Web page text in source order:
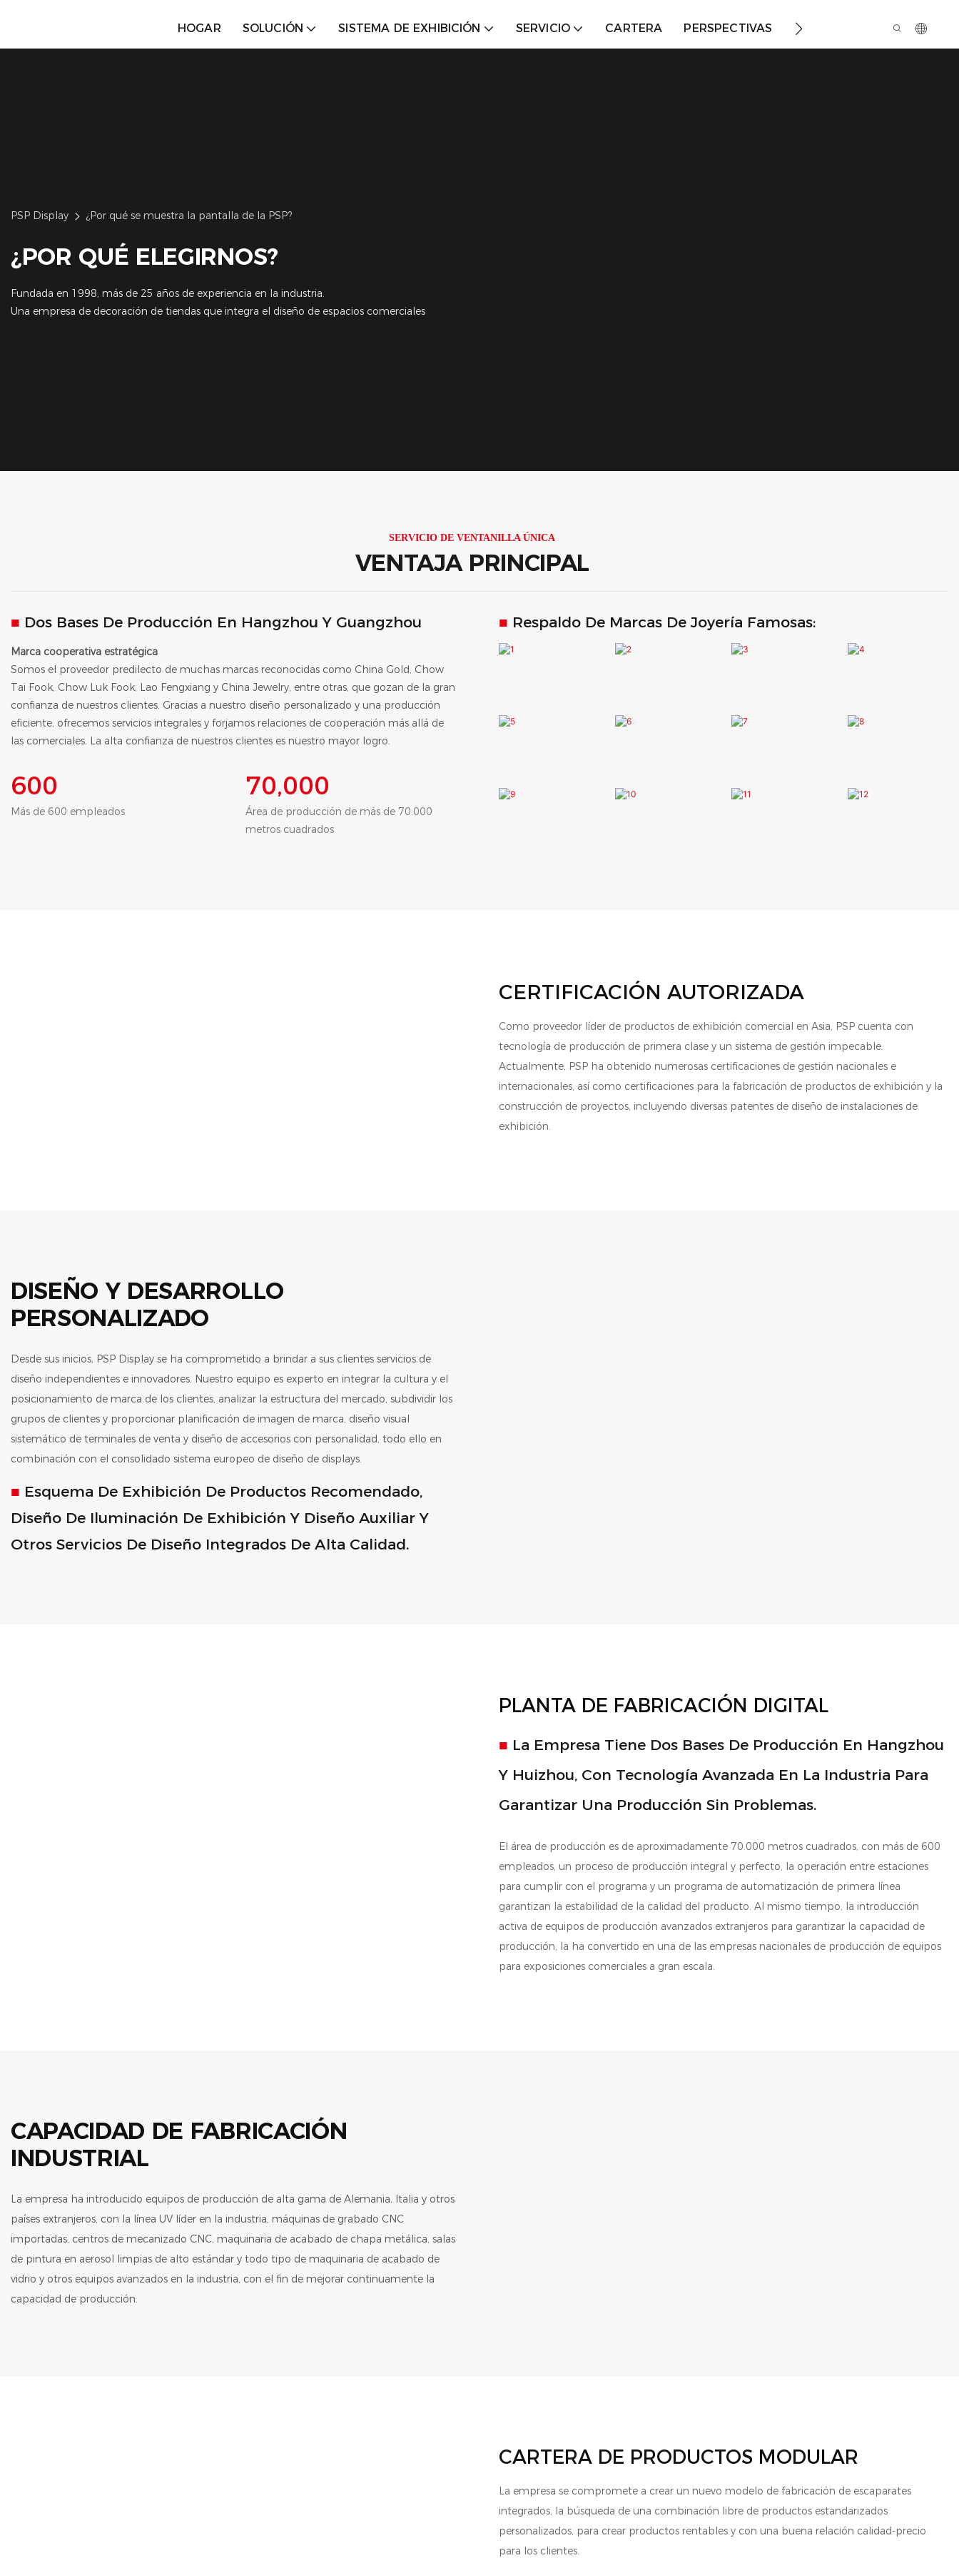
HOGAR SOLUCIÓN SISTEMA DE EXHIBICIÓN SERVICIO CARTERA PERSPECTIVAS SOBRE NOSOTROS
PSP Display ¿Por qué se muestra la pantalla de la PSP?
¿POR QUÉ ELEGIRNOS?
Fundada en 1998, más de 25 años de experiencia en la industria.
Una empresa de decoración de tiendas que integra el diseño de espacios comerciales
SERVICIO DE VENTANILLA ÚNICA
VENTAJA PRINCIPAL
■ Dos Bases De Producción En Hangzhou Y Guangzhou
Marca cooperativa estratégica
Somos el proveedor predilecto de muchas marcas reconocidas como China Gold, Chow
Tai Fook, Chow Luk Fook, Lao Fengxiang y China Jewelry, entre otras, que gozan de la gran
confianza de nuestros clientes. Gracias a nuestro diseño personalizado y una producción
eficiente, ofrecemos servicios integrales y forjamos relaciones de cooperación más allá de
las comerciales. La alta confianza de nuestros clientes es nuestro mayor logro.
600
Más de 600 empleados
70,000
Área de producción de más de 70.000
metros cuadrados
■ Respaldo De Marcas De Joyería Famosas:
CERTIFICACIÓN AUTORIZADA
Como proveedor líder de productos de exhibición comercial en Asia, PSP cuenta con
tecnología de producción de primera clase y un sistema de gestión impecable.
Actualmente, PSP ha obtenido numerosas certificaciones de gestión nacionales e
internacionales, así como certificaciones para la fabricación de productos de exhibición y la
construcción de proyectos, incluyendo diversas patentes de diseño de instalaciones de
exhibición.
DISEÑO Y DESARROLLO
PERSONALIZADO
Desde sus inicios, PSP Display se ha comprometido a brindar a sus clientes servicios de
diseño independientes e innovadores. Nuestro equipo es experto en integrar la cultura y el
posicionamiento de marca de los clientes, analizar la estructura del mercado, subdividir los
grupos de clientes y proporcionar planificación de imagen de marca, diseño visual
sistemático de terminales de venta y diseño de accesorios con personalidad, todo ello en
combinación con el consolidado sistema europeo de diseño de displays.
■ Esquema De Exhibición De Productos Recomendado,
Diseño De Iluminación De Exhibición Y Diseño Auxiliar Y
Otros Servicios De Diseño Integrados De Alta Calidad.
PLANTA DE FABRICACIÓN DIGITAL
■ La Empresa Tiene Dos Bases De Producción En Hangzhou
Y Huizhou, Con Tecnología Avanzada En La Industria Para
Garantizar Una Producción Sin Problemas.
El área de producción es de aproximadamente 70.000 metros cuadrados, con más de 600
empleados, un proceso de producción integral y perfecto, la operación entre estaciones
para cumplir con el programa y un programa de automatización de primera línea
garantizan la estabilidad de la calidad del producto. Al mismo tiempo, la introducción
activa de equipos de producción avanzados extranjeros para garantizar la capacidad de
producción, la ha convertido en una de las empresas nacionales de producción de equipos
para exposiciones comerciales a gran escala.
CAPACIDAD DE FABRICACIÓN
INDUSTRIAL
La empresa ha introducido equipos de producción de alta gama de Alemania, Italia y otros
países extranjeros, con la línea UV líder en la industria, máquinas de grabado CNC
importadas, centros de mecanizado CNC, maquinaria de acabado de chapa metálica, salas
de pintura en aerosol limpias de alto estándar y todo tipo de maquinaria de acabado de
vidrio y otros equipos avanzados en la industria, con el fin de mejorar continuamente la
capacidad de producción.
CARTERA DE PRODUCTOS MODULAR
La empresa se compromete a crear un nuevo modelo de fabricación de escaparates
integrados, la búsqueda de una combinación libre de productos estandarizados
personalizados, para crear productos rentables y con una buena relación calidad-precio
para los clientes.